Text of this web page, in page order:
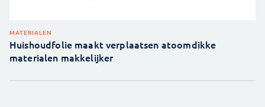
MATERIALEN
Huishoudfolie maakt verplaatsen atoomdikke
materialen makkelijker